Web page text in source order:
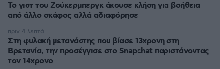
Το γιοτ του Ζούκερμπεργκ άκουσε κλήση για βοήθεια
από άλλο σκάφος αλλά αδιαφόρησε
Στη φυλακή μετανάστης που βίασε 13χρονη στη
Βρετανία, την προσέγγισε στο Snapchat παριστάνοντας
τον 14χρονο
πριν 4 λεπτά